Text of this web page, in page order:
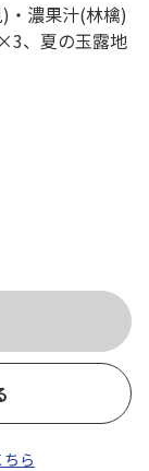
濃果汁(林檎)
、夏の玉露地
ら